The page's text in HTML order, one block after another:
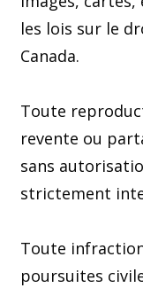
les lois sur le
Canada.
Toute
revente ou
sans
strictement
Toute
poursuites